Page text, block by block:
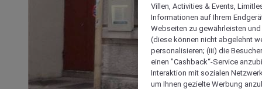
Villen, Activities & Events,
Informationen auf Ihrem
Webseiten zu gewährleisten
(diese können nicht abgelehnt
personalisieren; (iii) die
einen "Cashback“-Service
Interaktion mit sozialen
um Ihnen gezielte Werbung